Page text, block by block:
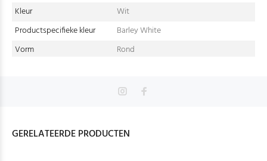
Kleur
Wit
Productspecifieke kleur
Barley White
Vorm
Rond
GERELATEERDE PRODUCTEN